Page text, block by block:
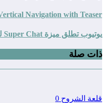
Navigation with Teaser
يوتيوب تطلق ميزة Super Chat للربح من البث الحي
ذات صلة
قلعة الشروح 0